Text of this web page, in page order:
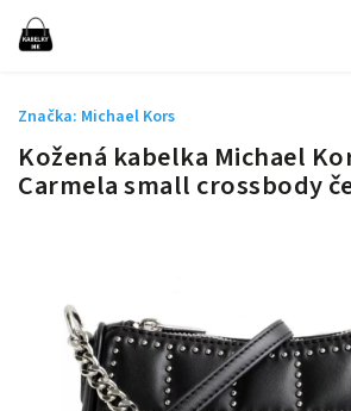
Kožená kabelka Michael
Carmela small crossbody
Značka: Michael Kors